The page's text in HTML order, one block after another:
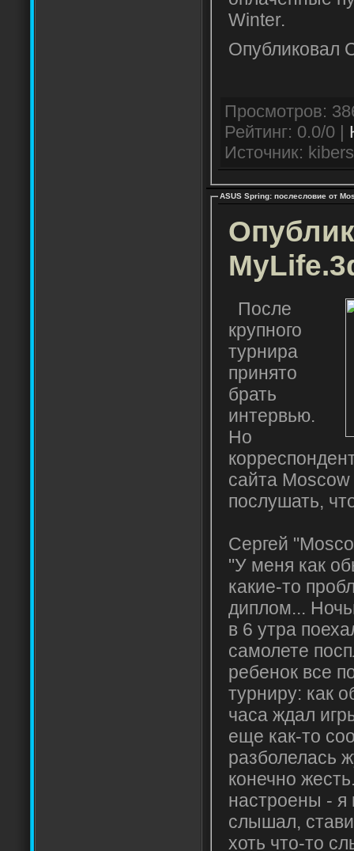
Winter.
Опубликовал
Рейтинг: 0.0/0 |
Источник:
ASUS Spring: послесловие от
После
крупного
турнира
принято
брать
интервью.
Но
сайта
послушать,
Сергей
"У меня как
какие-то
диплом...
в 6 утра
самолете
ребенок все
турниру: как
часа ждал
еще как-то
разболелась
конечно
настроены - я
слышал,
хоть что-то